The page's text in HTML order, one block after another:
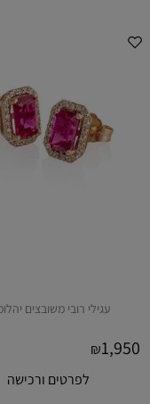
עגילי רובי משובצים
₪1,950
לפרטים ורכישה